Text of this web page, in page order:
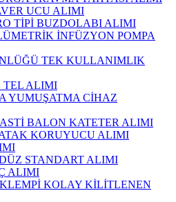
UCU ALIMI
TİPİ BUZDOLABI ALIMI
İNFÜZYON POMPA
TEK KULLANIMLIK
TEL ALIMI
YUMUŞATMA CİHAZ
BALON KATETER ALIMI
KORUYUCU ALIMI
STANDART ALIMI
ALIMI
KOLAY KİLİTLENEN